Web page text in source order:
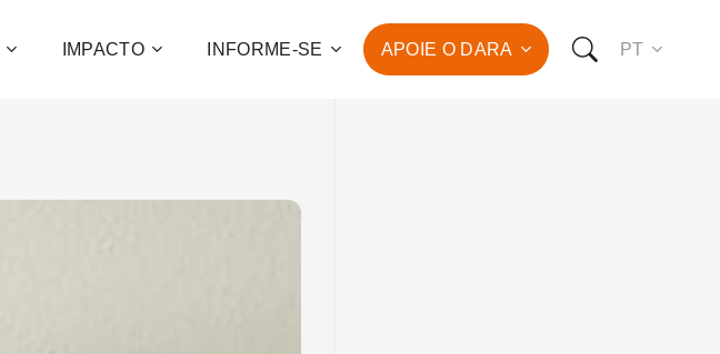
IMPACTO INFORME-SE APOIE O DARA
desenvolvimento humano de
PT